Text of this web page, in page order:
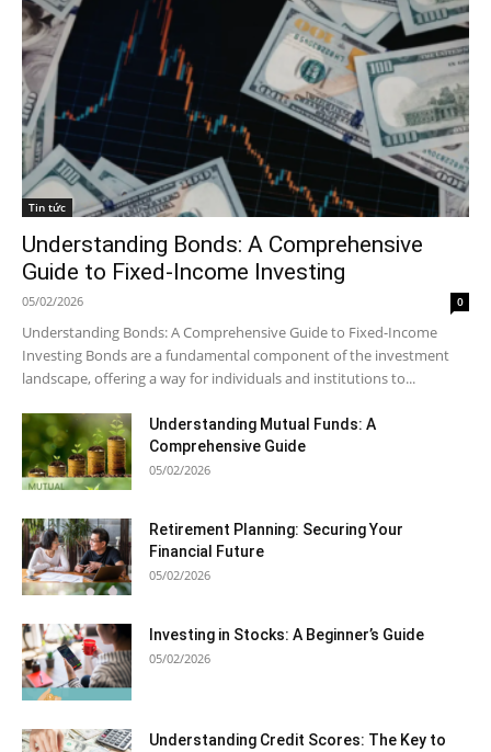
Tin tức
Understanding Bonds: A Comprehensive
Guide to Fixed-Income Investing
05/02/2026 0
Understanding Bonds: A Comprehensive Guide to Fixed-Income
Investing Bonds are a fundamental component of the investment
landscape, offering a way for individuals and institutions to...
Understanding Mutual Funds: A
Comprehensive Guide
05/02/2026
Retirement Planning: Securing Your
Financial Future
05/02/2026
Investing in Stocks: A Beginner’s Guide
05/02/2026
Understanding Credit Scores: The Key to